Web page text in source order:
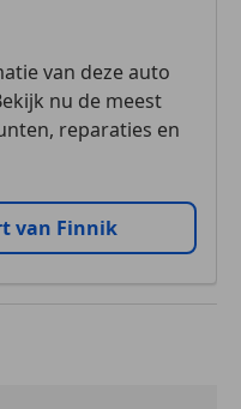
van deze auto
nu de meest
reparaties en
van Finnik